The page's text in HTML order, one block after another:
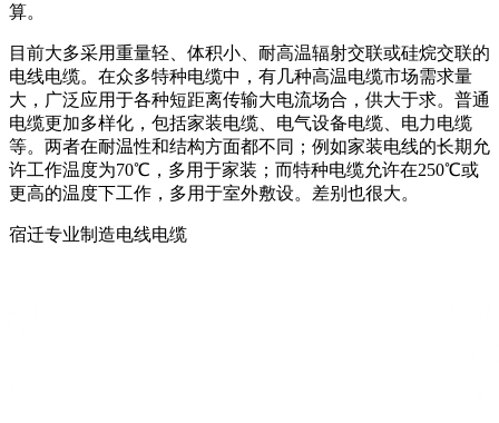
算。
目前大多采用重量轻、体积小、耐高温辐射交联或硅烷交联的
电线电缆。在众多特种电缆中，有几种高温电缆市场需求量
大，广泛应用于各种短距离传输大电流场合，供大于求。普通
电缆更加多样化，包括家装电缆、电气设备电缆、电力电缆
等。两者在耐温性和结构方面都不同；例如家装电线的长期允
许工作温度为70℃，多用于家装；而特种电缆允许在250℃或
更高的温度下工作，多用于室外敷设。差别也很大。
宿迁专业制造电线电缆